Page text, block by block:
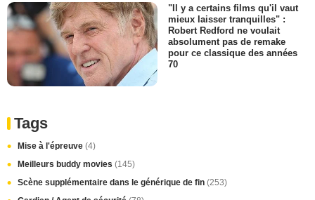
"Il y a certains films qu'il vaut
mieux laisser tranquilles" :
Robert Redford ne voulait
absolument pas de remake
pour ce classique des années
70
Tags
Mise à l'épreuve (4)
Meilleurs buddy movies (145)
Scène supplémentaire dans le générique de fin (253)